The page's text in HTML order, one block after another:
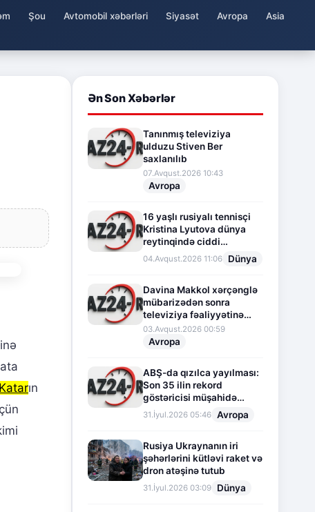
Şou Avtomobil xəbərləri Siyasət Avropa
Asia
Katarın
Ən Son Xəbərlər
Tanınmış televiziya
ulduzu Stiven Ber
saxlanılıb
07.Avqust.2026 10:43
Avropa
16 yaşlı rusiyalı tennisçi
Kristina Lyutova dünya
reytinqində ciddi
irəliləyişə imza atdı
04.Avqust.2026 11:06 Dünya
Davina Makkol xərçənglə
mübarizədən sonra
televiziya fəaliyyətinə
fasilə verir
03.Avqust.2026 00:59
Avropa
ABŞ-da qızılca yayılması:
Son 35 ilin rekord
göstəricisi müşahidə
olunur
31.İyul.2026 05:46 Avropa
Rusiya Ukraynanın iri
şəhərlərini kütləvi raket və
dron atəşinə tutub
31.İyul.2026 03:09 Dünya